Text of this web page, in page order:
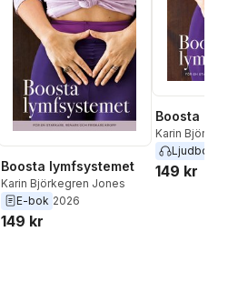
Boosta lymfsystemet
Karin Björkegren Jones
E-bok 2026
149 kr
Boosta
Karin Björkegren
Ljudbok
149 kr